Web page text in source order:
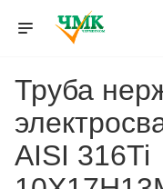
Труба
AISI 316Ti